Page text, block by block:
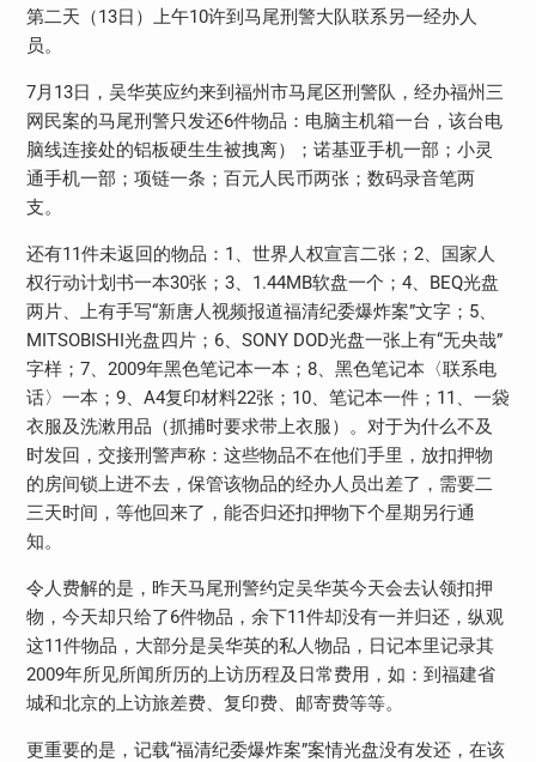
第二天（13日）上午10许到马尾刑警大队联系另一经办人
员。
7月13日，吴华英应约来到福州市马尾区刑警队，经办福州三
网民案的马尾刑警只发还6件物品：电脑主机箱一台，该台电
脑线连接处的铝板硬生生被拽离）；诺基亚手机一部；小灵
通手机一部；项链一条；百元人民币两张；数码录音笔两
支。
还有11件未返回的物品：1、世界人权宣言二张；2、国家人
权行动计划书一本30张；3、1.44MB软盘一个；4、BEQ光盘
两片、上有手写“新唐人视频报道福清纪委爆炸案”文字；5、
MITSOBISHI光盘四片；6、SONY DOD光盘一张上有“无央哉”
字样；7、2009年黑色笔记本一本；8、黑色笔记本〈联系电
话〉一本；9、A4复印材料22张；10、笔记本一件；11、一袋
衣服及洗漱用品（抓捕时要求带上衣服）。对于为什么不及
时发回，交接刑警声称：这些物品不在他们手里，放扣押物
的房间锁上进不去，保管该物品的经办人员出差了，需要二
三天时间，等他回来了，能否归还扣押物下个星期另行通
知。
令人费解的是，昨天马尾刑警约定吴华英今天会去认领扣押
物，今天却只给了6件物品，余下11件却没有一并归还，纵观
这11件物品，大部分是吴华英的私人物品，日记本里记录其
2009年所见所闻所历的上访历程及日常费用，如：到福建省
城和北京的上访旅差费、复印费、邮寄费等等。
更重要的是，记载“福清纪委爆炸案”案情光盘没有发还，在该